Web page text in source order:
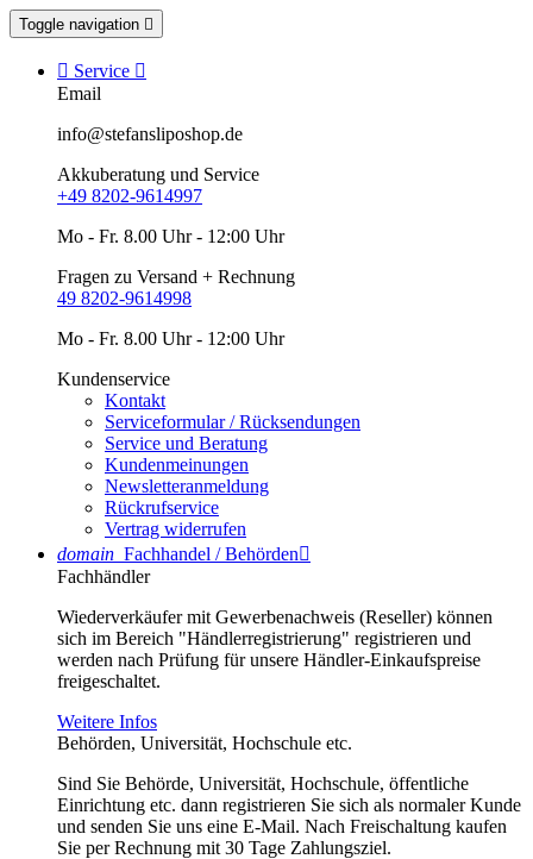
Toggle navigation 
 Service 
Email
info@stefansliposhop.de
Akkuberatung und Service
+49 8202-9614997
Mo - Fr. 8.00 Uhr - 12:00 Uhr
Fragen zu Versand + Rechnung
49 8202-9614998
Mo - Fr. 8.00 Uhr - 12:00 Uhr
Kundenservice
Kontakt
Serviceformular / Rücksendungen
Service und Beratung
Kundenmeinungen
Newsletteranmeldung
Rückrufservice
Vertrag widerrufen
domain Fachhandel / Behörden
Fachhändler
Wiederverkäufer mit Gewerbenachweis (Reseller) können
sich im Bereich "Händlerregistrierung" registrieren und
werden nach Prüfung für unsere Händler-Einkaufspreise
freigeschaltet.
Weitere Infos
Behörden, Universität, Hochschule etc.
Sind Sie Behörde, Universität, Hochschule, öffentliche
Einrichtung etc. dann registrieren Sie sich als normaler Kunde
und senden Sie uns eine E-Mail. Nach Freischaltung kaufen
Sie per Rechnung mit 30 Tage Zahlungsziel.